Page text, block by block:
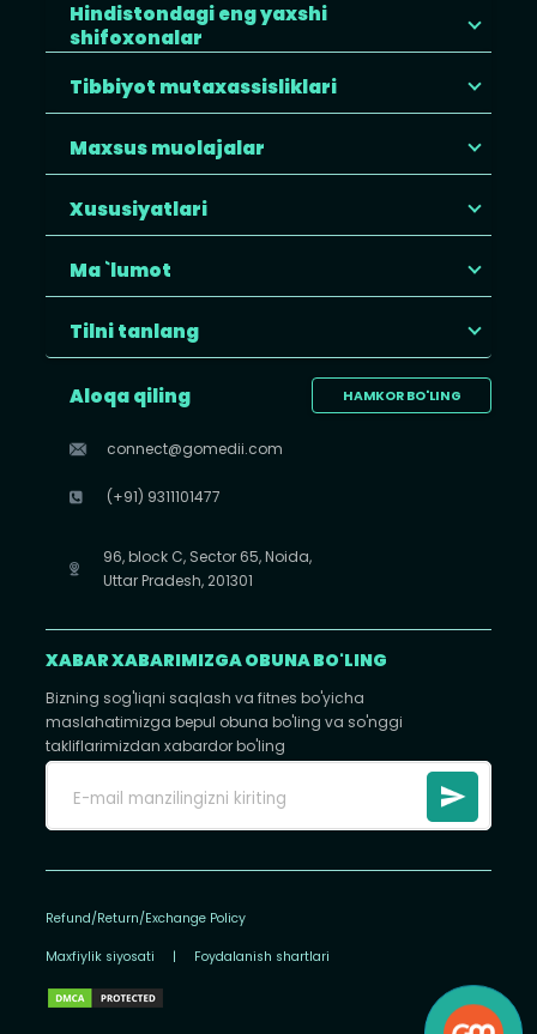
Hindistondagi eng yaxshi
shifoxonalar
Tibbiyot mutaxassisliklari
Maxsus muolajalar
Xususiyatlari
Ma `lumot
Tilni tanlang
HAMKOR BO'LING
Aloqa qiling
connect@gomedii.com
(+91) 9311101477
96, block C, Sector 65, Noida,
Uttar Pradesh, 201301
XABAR XABARIMIZGA OBUNA BO'LING
Bizning sog'liqni saqlash va fitnes bo'yicha
maslahatimizga bepul obuna bo'ling va so'nggi
takliflarimizdan xabardor bo'ling
Refund/Return/Exchange Policy
Maxfiylik siyosati | Foydalanish shartlari